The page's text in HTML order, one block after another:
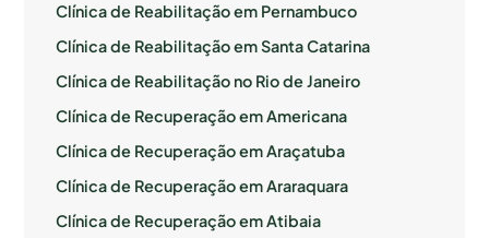
Clínica de Reabilitação em Pernambuco
Clínica de Reabilitação em Santa Catarina
Clínica de Reabilitação no Rio de Janeiro
Clínica de Recuperação em Americana
Clínica de Recuperação em Araçatuba
Clínica de Recuperação em Araraquara
Clínica de Recuperação em Atibaia